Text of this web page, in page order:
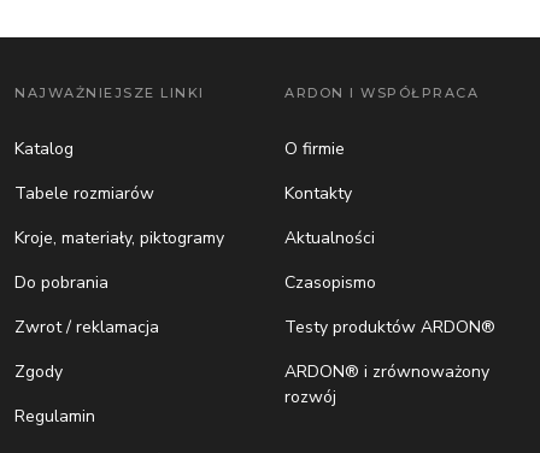
NAJWAŻNIEJSZE LINKI
Katalog
Tabele rozmiarów
Kroje, materiały, piktogramy
Do pobrania
Zwrot / reklamacja
Zgody
Regulamin
ARDON I WSPÓŁPRACA
O firmie
Kontakty
Aktualności
Czasopismo
Testy produktów ARDON®
ARDON® i zrównoważony
rozwój